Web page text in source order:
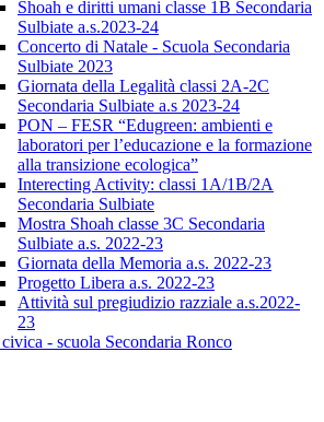
Shoah e diritti umani classe 1B Secondaria
Sulbiate a.s.2023-24
Concerto di Natale - Scuola Secondaria
Sulbiate 2023
Giornata della Legalità classi 2A-2C
Secondaria Sulbiate a.s 2023-24
PON – FESR “Edugreen: ambienti e
laboratori per l’educazione e la formazione
alla transizione ecologica”
Interecting Activity: classi 1A/1B/2A
Secondaria Sulbiate
Mostra Shoah classe 3C Secondaria
Sulbiate a.s. 2022-23
Giornata della Memoria a.s. 2022-23
Progetto Libera a.s. 2022-23
Attività sul pregiudizio razziale a.s.2022-
23
- scuola Secondaria Ronco